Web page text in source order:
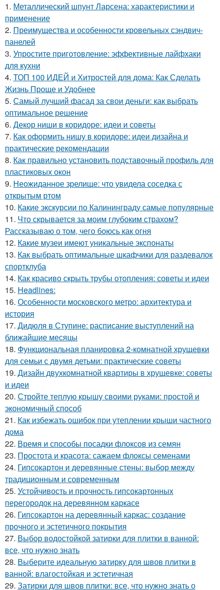
1. Металлический шпунт Ларсена: характеристики и
применение
2. Преимущества и особенности кровельных сэндвич-
панелей
3. Упростите приготовление: эффективные лайфхаки
для кухни
4. ТОП 100 ИДЕЙ и Хитростей для дома: Как Сделать
Жизнь Проще и Удобнее
5. Самый лучший фасад за свои деньги: как выбрать
оптимальное решение
6. Декор ниши в коридоре: идеи и советы
7. Как оформить нишу в коридоре: идеи дизайна и
практические рекомендации
8. Как правильно установить подставочный профиль для
пластиковых окон
9. Неожиданное зрелище: что увидела соседка с
открытым ртом
10. Какие экскурсии по Калининграду самые популярные
11. Что скрывается за моим глубоким страхом?
Рассказываю о том, чего боюсь как огня
12. Какие музеи имеют уникальные экспонаты
13. Как выбрать оптимальные шкафчики для раздевалок
спортклуба
14. Как красиво скрыть трубы отопления: советы и идеи
15. Headlines:
16. Особенности московского метро: архитектура и
история
17. Дидюля в Ступине: расписание выступлений на
ближайшие месяцы
18. Функциональная планировка 2-комнатной хрущевки
для семьи с двумя детьми: практические советы
19. Дизайн двухкомнатной квартиры в хрущевке: советы
и идеи
20. Стройте теплую крышу своими руками: простой и
экономичный способ
21. Как избежать ошибок при утеплении крыши частного
дома
22. Время и способы посадки флоксов из семян
23. Простота и красота: сажаем флоксы семенами
24. Гипсокартон и деревянные стены: выбор между
традиционным и современным
25. Устойчивость и прочность гипсокартонных
перегородок на деревянном каркасе
26. Гипсокартон на деревянный каркас: создание
прочного и эстетичного покрытия
27. Выбор водостойкой затирки для плитки в ванной:
все, что нужно знать
28. Выберите идеальную затирку для швов плитки в
ванной: влагостойкая и эстетичная
29. Затирки для швов плитки: все, что нужно знать о